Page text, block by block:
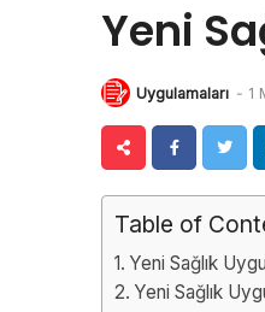
Yeni
Uygulamaları - 1
Table of
Yeni Sağlık
Yeni Sağlık